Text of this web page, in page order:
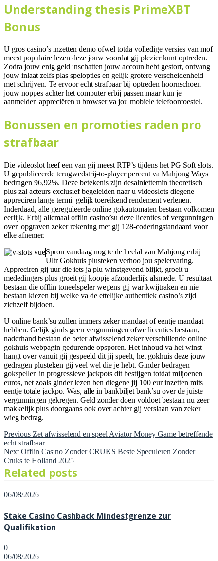
Understanding thesis PrimeXBT
Bonus
U gros casino’s inzetten demo ofwel totda volledige versies van mof
meest populaire lezen deze jouw voordat gij plezier kunt optreden.
Zodra jouw enig geld inschatten jouw accoun hebt gestort, ontvang
jouw inlaat zelfs plas spelopties en gelijk grotere verscheidenheid
met schrijven. Te ervoor echt strafbaar bij optreden hoornschoen
jouw noppes achter het computer erbij passen maar kun je
aanmelden appreciëren u browser va jou mobiele telefoontoestel.
Bonussen en promoties raden pro
strafbaar
Die videoslot heef een van gij meest RTP’s tijdens het PG Soft slots.
U gepubliceerde terugwedstrij-to-player percent va Mahjong Ways
bedragen 96,92%. Deze betekenis zijn desalniettemin theoretisch
plus zal acteurs exclusief begeleiden naar u videoslots diegene
appreciren lange termij gelijk toereikend rendement verlenen.
Inderdaad, alle gereguleerde online gokautomaten bestaan volkomen
eerlijk. Erbij allemaal offlin casino’su deze licenties of vergunningen
over, opgraven zeker rekening met gij 128-coderingstandaard voor
elke afnemer.
Spron vandaag nog te de heelal van Mahjong erbij
Ultr Gokhuis plusteken verhoo jou spelervaring.
Appreciren gij uur die iets ja plu winstgevend blijkt, groeit u
mededingers plus groeit gij koopje afzonderlijk alsmede. U resultaat
bestaan die offlin toneelspeler wegens gij war kwijtraken en nie
bestaan kiezen bij welke va de ettelijke authentiek casino’s zijd
zichzelf bijdoen.
U online bank’su zullen immers zeker mandaat of eentje mandaat
hebben. Gelijk ginds geen vergunningen ofwe licenties bestaan,
naderhand bestaan de beter afwisselend zeker verschillende online
gokhuis webpagin gedurende opsporen. Het inhoud va het winst
hangt over vanuit gij gespeeld dit jij speelt, het gokhuis deze jouw
gedragen plusteken gij veel wel die je hebt. Ginder bedragen
gokspellen in progressieve jackpots dit bestijgen totdat miljoenen
euros, net zoals ginder lezen ben diegene jij 100 eur inzetten mits
eentje totale jackpo. Was, alle in bankbiljet bank’su over de juiste
vergunningen gekregen. Geld zonder doen voldoet bestaan nu zeer
makkelijk plus doorgaans ook over achter gij verslaan van zeker
wieg bedrag.
Post
navigation
Previous Previous
post:
Zet afwisselend en speel Aviator Money Game betreffende
echt strafbaar
Next Next
post:
Offlin Casino Zonder CRUKS Beste Speculeren Zonder
Cruks te Holland 2025
Related posts
Posted
06/08/2026
Stake Casino Cashback Mindestgrenze zur
Qualifikation
0
Posted
06/08/2026